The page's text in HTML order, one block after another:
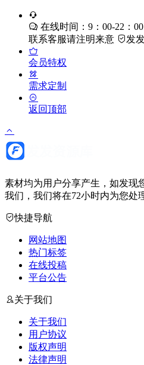
在线时间：9：00-22：00
联系客服请注明来意
发
会员特权
需求定制
返回顶部
素材均为用户分享产生，如发现
我们，我们将在72小时内为您处
快捷导航
网站地图
热门标签
在线投稿
平台公告
关于我们
关于我们
用户协议
版权声明
法律声明